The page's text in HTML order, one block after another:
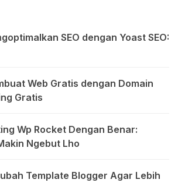
SEO dengan Yoast SEO:
Web Gratis dengan Domain
Gratis
Wp Rocket Dengan Benar:
Ngebut Lho
Template Blogger Agar Lebih